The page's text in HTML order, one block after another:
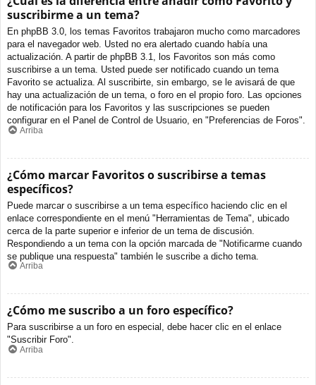
suscribirme a un tema?
En phpBB 3.0, los temas Favoritos trabajaron mucho como marcadores
para el navegador web. Usted no era alertado cuando había una
actualización. A partir de phpBB 3.1, los Favoritos son más como
suscribirse a un tema. Usted puede ser notificado cuando un tema
Favorito se actualiza. Al suscribirte, sin embargo, se le avisará de que
hay una actualización de un tema, o foro en el propio foro. Las opciones
de notificación para los Favoritos y las suscripciones se pueden
configurar en el Panel de Control de Usuario, en "Preferencias de Foros".
Arriba
¿Cómo marcar Favoritos o suscribirse a temas
específicos?
Puede marcar o suscribirse a un tema específico haciendo clic en el
enlace correspondiente en el menú "Herramientas de Tema", ubicado
cerca de la parte superior e inferior de un tema de discusión.
Respondiendo a un tema con la opción marcada de "Notificarme cuando
se publique una respuesta" también le suscribe a dicho tema.
Arriba
¿Cómo me suscribo a un foro específico?
Para suscribirse a un foro en especial, debe hacer clic en el enlace
"Suscribir Foro".
Arriba